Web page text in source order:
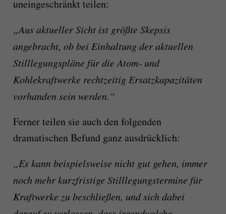
unein­ge­schränkt teilen:
„Aus aktueller Sicht ist größte Skepsis
angebracht, ob bei Einhaltung der aktuellen
Stilllegungspläne für die Atom‑ und
Kohlekraftwerke rechtzeitig Ersatzkapazitäten
vorhanden sein werden.“
Ferner teilen sie auch den folgenden
dramatischen Befund ganz ausdrücklich:
„Es kann beispielsweise nicht gut gehen, immer
noch mehr kurzfristige Stilllegungs­termine für
Kraftwerke zu beschließen, und sich dabei